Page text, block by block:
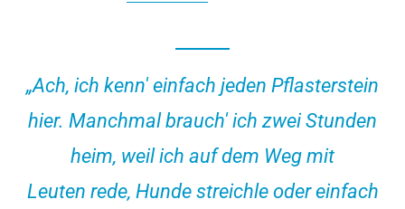
„Ach, ich kenn' einfach jeden Pflasterstein
hier. Manchmal brauch' ich zwei Stunden
heim, weil ich auf dem Weg mit
Leuten rede, Hunde streichle oder einfach